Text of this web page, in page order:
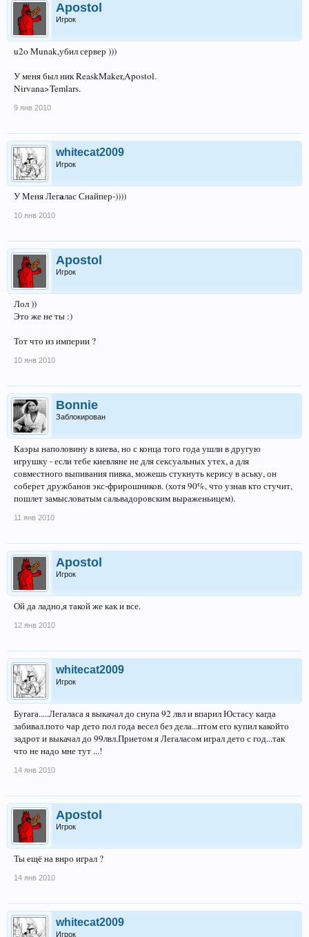
Apostol
Игрок
u2o Munak,убил сервер )))
У меня был ник ReaskMaker,Apostol.
Nirvana>Temlars.
9 янв 2010
whitecat2009
Игрок
У Меня Легалас Снайпер-))))
10 янв 2010
Apostol
Игрок
Лол ))
Это же не ты :)
Тот что из империи ?
10 янв 2010
Bonnie
Заблокирован
Каэры наполовину в киева, но с конца того года ушли в другую
игрушку - если тебе киевляне не для сексуальных утех, а для
совместного выпивания пивка, можешь стукнуть керису в аську, он
соберет дружбанов экс-фрирошников. (хотя 90%, что узнав кто стучит,
пошлет замысловатым сальвадоровским выраженьицем).
11 янв 2010
Apostol
Игрок
Ой да ладно,я такой же как и все.
12 янв 2010
whitecat2009
Игрок
Бугага.....Легаласа я выкачал до снупа 92 лвл и впарил Юстасу кагда
забивал.пото чар дето пол года весел без дела...птом его купил какойто
задрот и выкачал до 99лвл.Приетом я Легаласом играл дето с год...так
что не надо мне тут ...!
14 янв 2010
Apostol
Игрок
Ты ещё на внро играл ?
14 янв 2010
whitecat2009
Игрок